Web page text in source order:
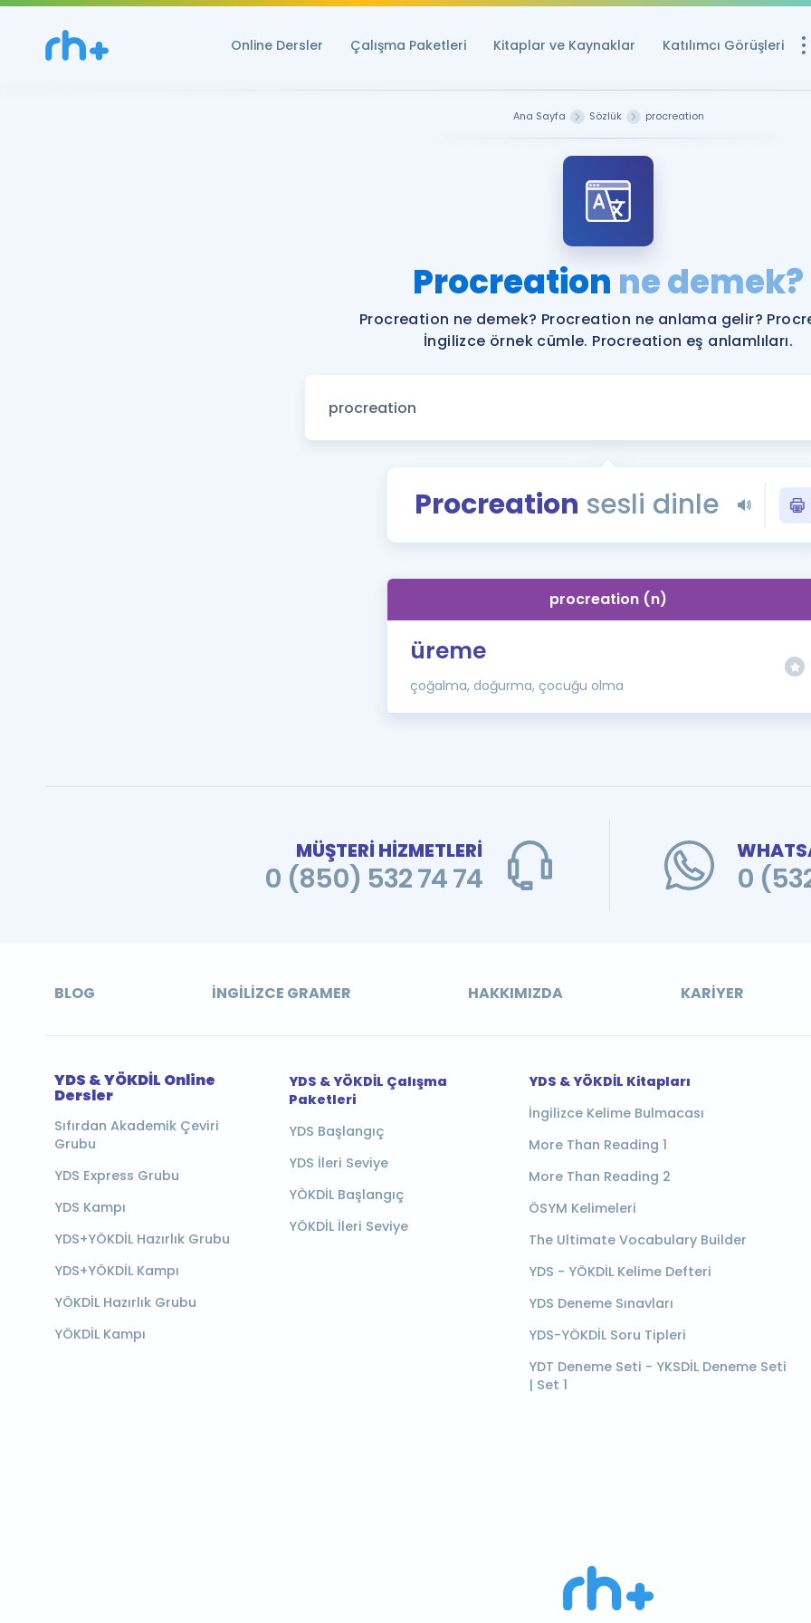
Online Dersler Çalışma Paketleri Kitaplar ve Kaynaklar Katılımcı Görüşleri
Ücretsiz
YDS ve YÖKDİL
YDS ve YÖKDİL'e
Tüm ÖSYM
YDS - YÖKDİL
İngilizce
Ana Sayfa Sözlük procreation
Procreation ne demek?
Procreation ne demek? Procreation ne anlama gelir?
İngilizce örnek cümle. Procreation eş anlamlıları.
Procreation sesli dinle
procreation (n)
üreme
çoğalma, doğurma, çocuğu olma
MÜŞTERİ HİZMETLERİ
0 (850) 532 74 74 0
BLOG İNGILIZCE GRAMER HAKKIMIZDA KARIYER
YDS & YÖKDİL Online
Dersler
Sıfırdan Akademik Çeviri
Grubu
YDS Express Grubu
YDS Kampı
YDS+YÖKDİL Hazırlık Grubu
YDS+YÖKDİL Kampı
YÖKDİL Hazırlık Grubu
YÖKDİL Kampı
YDS & YÖKDİL Çalışma
Paketleri
YDS Başlangıç
YDS İleri Seviye
YÖKDİL Başlangıç
YÖKDİL İleri Seviye
YDS & YÖKDİL Kitapları
İngilizce Kelime Bulmacası
More Than Reading 1
More Than Reading 2
ÖSYM Kelimeleri
The Ultimate Vocabulary Builder
YDS - YÖKDİL Kelime Defteri
YDS Deneme Sınavları
YDS-YÖKDİL Soru Tipleri
YDT Deneme Seti - YKSDİL Deneme Seti
| Set 1